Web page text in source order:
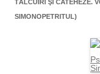
TÂLCUIRI ŞI CATEHEZE.
SIMONOPETRITUL)